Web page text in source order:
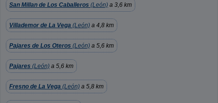
San Millan de Los Caballeros (León) a 3,6 km
Villademor de La Vega (León) a 4,8 km
Pajares de Los Oteros (León) a 5,6 km
Pajares (León) a 5,6 km
Fresno de La Vega (León) a 5,8 km